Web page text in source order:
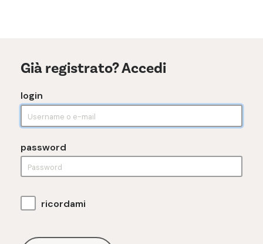
Già registrato? Accedi
login
password
ricordami